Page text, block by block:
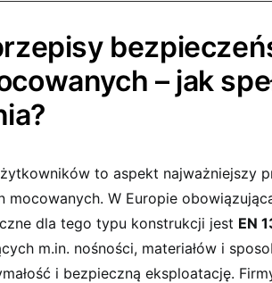
– jak
to aspekt najważniejszy
mocowanych. W Europie
dla tego typu konstrukcji jest EN
m.in. nośności, materiałów i
i bezpieczną eksploatację.